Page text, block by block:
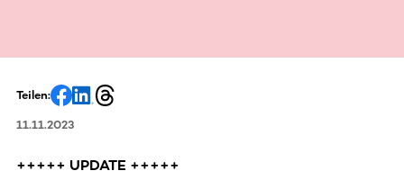
Teilen:
11.11.2023
+++++ UPDATE +++++